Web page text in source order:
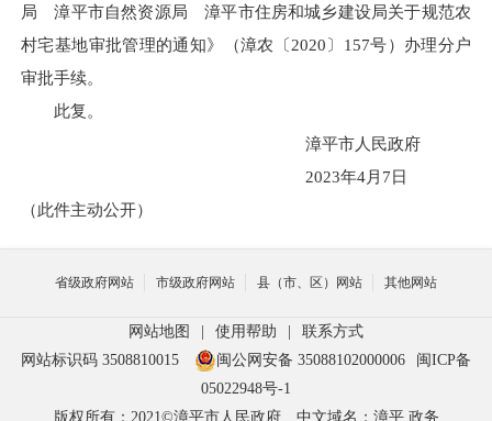
局 漳平市自然资源局 漳平市住房和城乡建设局关于规范农
村宅基地审批管理的通知》（漳农〔2020〕157号）办理分户
审批手续。
此复。
漳平市人民政府
2023年4月7日
（此件主动公开）
省级政府网站 市级政府网站 县（市、区）网站 其他网站
网站地图 | 使用帮助 |
联系方式
网站标识码 3508810015
闽公网安备 35088102000006
闽ICP备
05022948号-1
版权所有：2021©漳平市人民政府
中文域名：漳平.政务